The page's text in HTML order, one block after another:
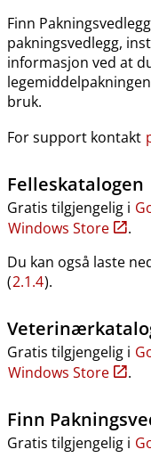
Finn
pakningsvedlegg,
informasjon ved at
bruk.
For support kontakt
Felleskatalogen
Gratis tilgjengelig i
Windows Store
.
Du kan også laste
(2.1.4).
Gratis tilgjengelig i
Windows Store
.
Finn
Gratis tilgjengelig i